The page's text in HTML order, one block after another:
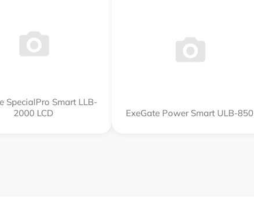
SpecialPro Smart LLB-
2000 LCD
ExeGate Power Smart ULB-850